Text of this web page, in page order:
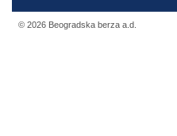
© 2026 Beogradska berza a.d.